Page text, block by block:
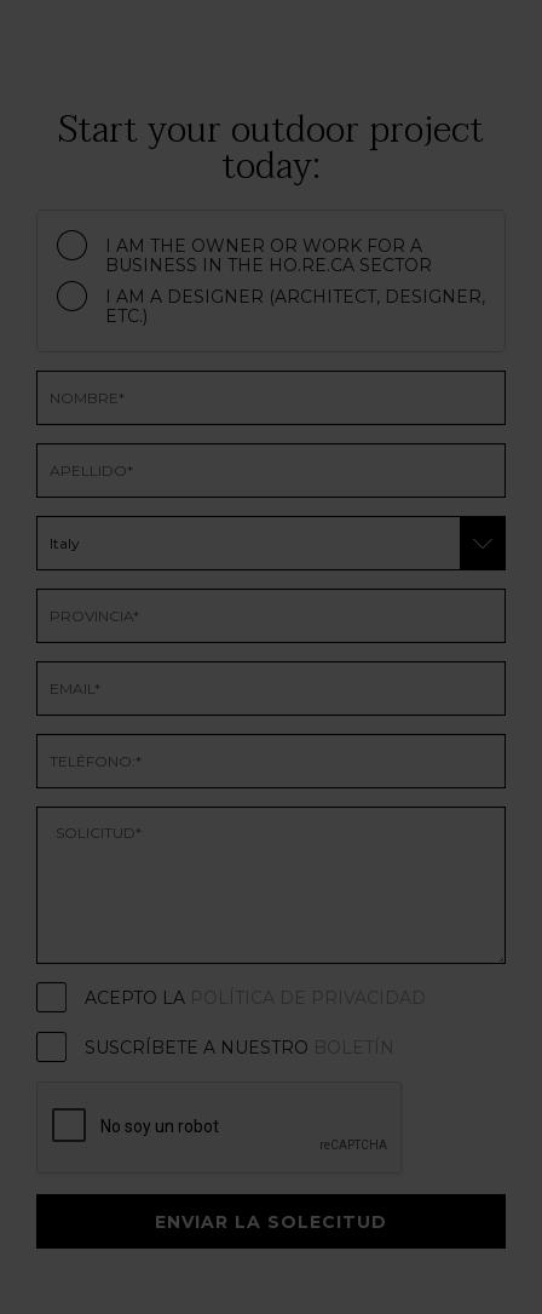
Start your outdoor project
today:
I AM THE OWNER OR WORK FOR A
BUSINESS IN THE HO.RE.CA SECTOR
I AM A DESIGNER (ARCHITECT, DESIGNER,
ETC.)
ACEPTO LA POLÍTICA DE PRIVACIDAD
SUSCRÍBETE A NUESTRO BOLETÍN
ENVIAR LA SOLECITUD